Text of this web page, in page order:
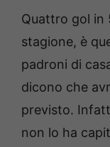
Quattro gol in
stagione, è
padroni di
dicono che
previsto.
non lo ha